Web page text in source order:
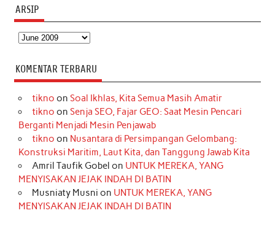
ARSIP
Arsip
KOMENTAR TERBARU
tikno on Soal Ikhlas, Kita Semua Masih Amatir
tikno on Senja SEO, Fajar GEO: Saat Mesin Pencari
Berganti Menjadi Mesin Penjawab
tikno on Nusantara di Persimpangan Gelombang:
Konstruksi Maritim, Laut Kita, dan Tanggung Jawab Kita
Amril Taufik Gobel on UNTUK MEREKA, YANG
MENYISAKAN JEJAK INDAH DI BATIN
Musniaty Musni on UNTUK MEREKA, YANG
MENYISAKAN JEJAK INDAH DI BATIN